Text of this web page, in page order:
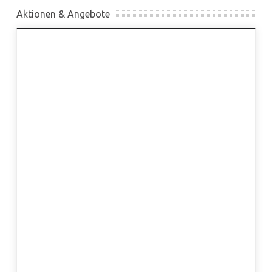
Aktionen & Angebote